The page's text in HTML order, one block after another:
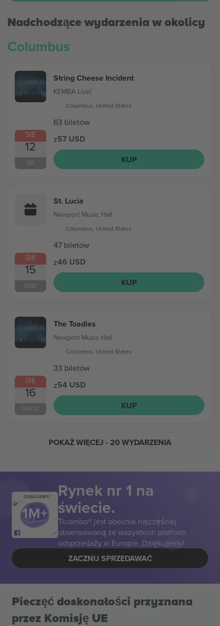
Nadchodzące wydarzenia w okolicy
Columbus
SIE
12
ŚR.
String Cheese Incident
KEMBA Live!
Columbus, United States
63 biletów
z57 USD
KUP
SIE
15
SOB.
St. Lucia
Newport Music Hall
Columbus, United States
47 biletów
z46 USD
KUP
SIE
16
NIEDZ.
The Toadies
Newport Music Hall
Columbus, United States
33 biletów
z54 USD
KUP
POKAŻ WIĘCEJ - 20 WYDARZENIA
DZIĘKUJEMY! Rynek nr 1 na
świecie.
Ticombo® jest obecnie najczęściej
obserwowaną ze wszystkich platform
odsprzedaży w Europie. Dziękujemy!
ZACZNIJ SPRZEDAWAĆ
Pieczęć doskonałości przyznana
przez Komisję UE